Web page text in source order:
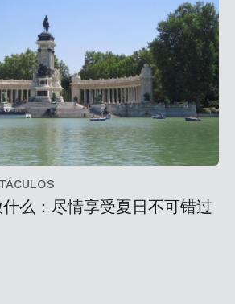
么：尽情享受夏日不可错过